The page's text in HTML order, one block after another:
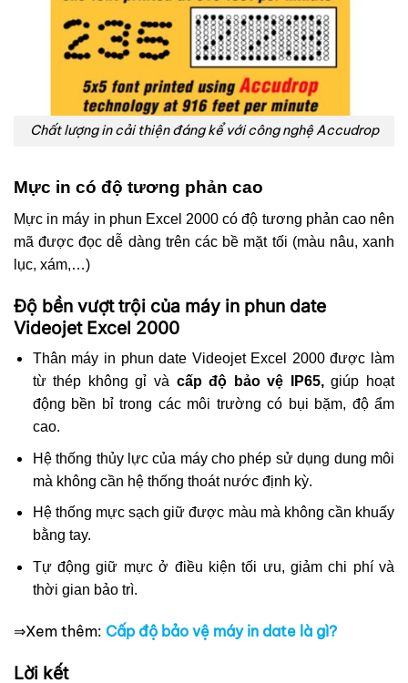
Chất lượng in cải thiện đáng kể với công nghệ Accudrop
Mực in có độ tương phản cao
Mực in máy in phun Excel 2000 có độ tương phản cao nên
mã được đọc dễ dàng trên các bề mặt tối (màu nâu, xanh
lục, xám,…)
Độ bền vượt trội của máy in phun date
Videojet Excel 2000
Thân máy in phun date Videojet Excel 2000 được làm
từ thép không gỉ và cấp độ bảo vệ IP65,giúp hoạt
động bền bỉ trong các môi trường có bụi bặm, độ ẩm
cao.
Hệ thống thủy lực của máy cho phép sử dụng dung môi
mà không cần hệ thống thoát nước định kỳ.
Hệ thống mực sạch giữ được màu mà không cần khuấy
bằng tay.
Tự động giữ mực ở điều kiện tối ưu, giảm chi phí và
thời gian bảo trì.
⇒Xem thêm: Cấp độ bảo vệ máy in date là gì?
Lời kết